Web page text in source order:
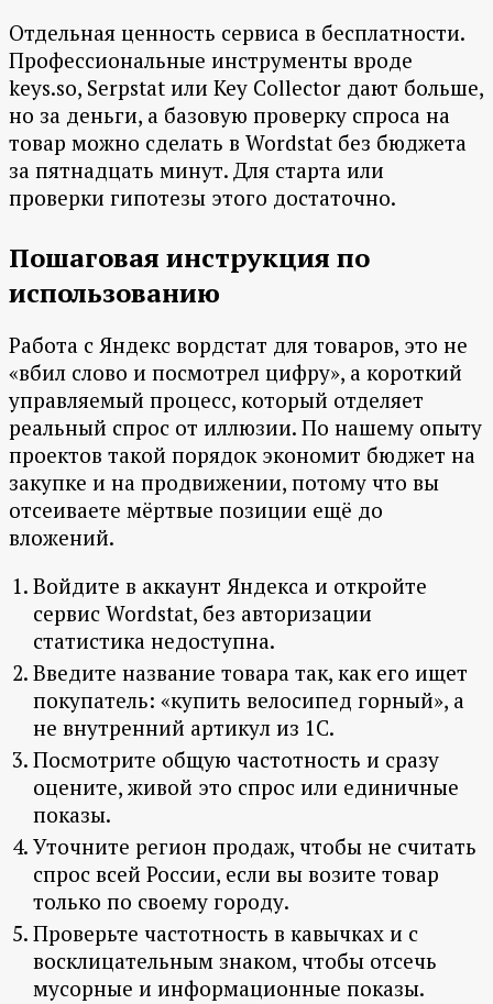
Отдельная ценность сервиса в бесплатности.
Профессиональные инструменты вроде
keys.so, Serpstat или Key Collector дают больше,
но за деньги, а базовую проверку спроса на
товар можно сделать в Wordstat без бюджета
за пятнадцать минут. Для старта или
проверки гипотезы этого достаточно.
Пошаговая инструкция по
использованию
Работа с Яндекс вордстат для товаров, это не
«вбил слово и посмотрел цифру», а короткий
управляемый процесс, который отделяет
реальный спрос от иллюзии. По нашему опыту
проектов такой порядок экономит бюджет на
закупке и на продвижении, потому что вы
отсеиваете мёртвые позиции ещё до
вложений.
Войдите в аккаунт Яндекса и откройте
сервис Wordstat, без авторизации
статистика недоступна.
Введите название товара так, как его ищет
покупатель: «купить велосипед горный», а
не внутренний артикул из 1С.
Посмотрите общую частотность и сразу
оцените, живой это спрос или единичные
показы.
Уточните регион продаж, чтобы не считать
спрос всей России, если вы возите товар
только по своему городу.
Проверьте частотность в кавычках и с
восклицательным знаком, чтобы отсечь
мусорные и информационные показы.